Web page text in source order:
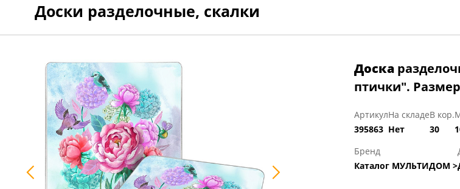
Доски разделочные, скалки
Доска
птички".
Артикул
395863
На складе
Нет
В кор.
30
Бренд
Каталог МУЛЬТИДОМ >